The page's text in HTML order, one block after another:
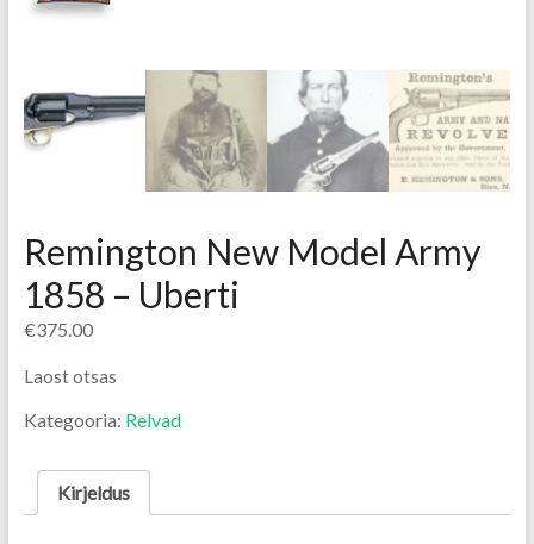
Remington New Model Army
1858 – Uberti
€375.00
Laost otsas
Kategooria: Relvad
Kirjeldus